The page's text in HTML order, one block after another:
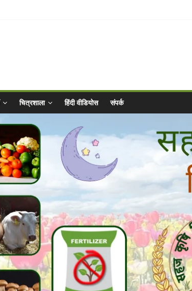
चित्रशाला हिंदी वीडियोस संपर्क